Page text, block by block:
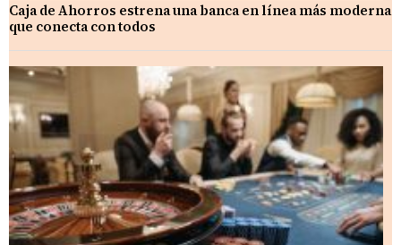
Caja de Ahorros estrena una banca en línea más moderna
que conecta con todos